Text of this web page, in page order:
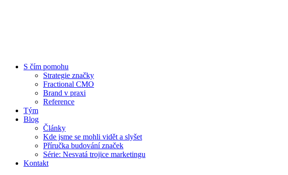
S čím pomohu
Strategie značky
Fractional CMO
Brand v praxi
Reference
Tým
Blog
Články
Kde jsme se mohli vidět a slyšet
Příručka budování značek
Série: Nesvatá trojice marketingu
Kontakt